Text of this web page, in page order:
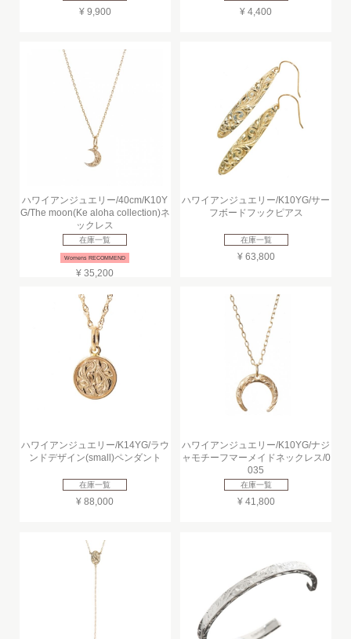
¥ 9,900 ¥ 4,400
ハワイアンジュエリー/40cm/K10Y
G/The moon(Ke aloha collection)ネ
ックレス
在庫一覧
Womens RECOMMEND
¥ 35,200
ハワイアンジュエリー/K10YG/サー
フボードフックピアス
在庫一覧
¥ 63,800
ハワイアンジュエリー/K14YG/ラウ
ンドデザイン(small)ペンダント
在庫一覧
¥ 88,000
ハワイアンジュエリー/K10YG/ナジ
ャモチーフマーメイドネックレス/0
035
在庫一覧
¥ 41,800